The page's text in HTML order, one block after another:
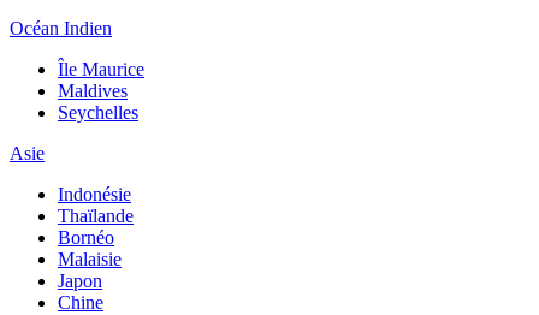
Océan Indien
Île Maurice
Maldives
Seychelles
Asie
Indonésie
Thaïlande
Bornéo
Malaisie
Japon
Chine